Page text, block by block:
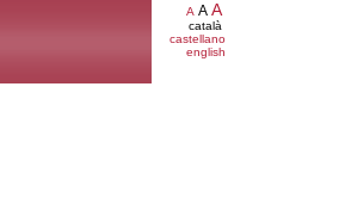
A A A
català
castellano
english